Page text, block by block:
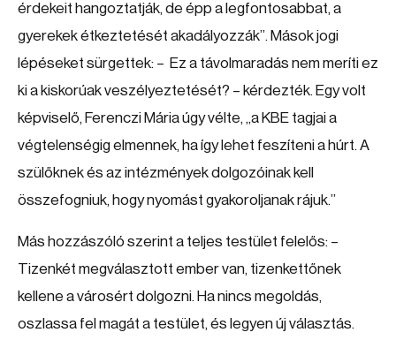
érdekeit hangoztatják, de épp a legfontosabbat, a
gyerekek étkeztetését akadályozzák”. Mások jogi
lépéseket sürgettek: – Ez a távolmaradás nem meríti ez
ki a kiskorúak veszélyeztetését? – kérdezték. Egy volt
képviselő, Ferenczi Mária úgy vélte, „a KBE tagjai a
végtelenségig elmennek, ha így lehet feszíteni a húrt. A
szülőknek és az intézmények dolgozóinak kell
összefogniuk, hogy nyomást gyakoroljanak rájuk.”
Más hozzászóló szerint a teljes testület felelős: –
Tizenkét megválasztott ember van, tizenkettőnek
kellene a városért dolgozni. Ha nincs megoldás,
oszlassa fel magát a testület, és legyen új választás.